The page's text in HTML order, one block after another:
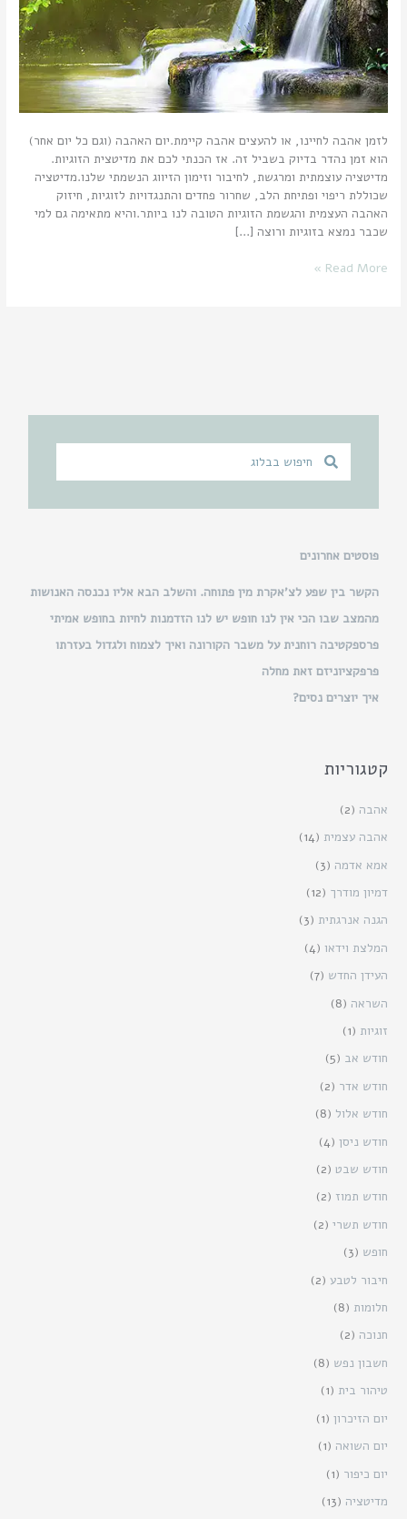
לזמן אהבה לחיינו, או להעצים אהבה קיימת.יום האהבה (וגם כל יום אחר)
הוא זמן נהדר בדיוק בשביל זה. אז הכנתי לכם את מדיטצית הזוגיות.
מדיטציה עוצמתית ומרגשת, לחיבור וזימון הזיווג הנשמתי שלנו.מדיטציה
שכוללת ריפוי ופתיחת הלב, שחרור פחדים והתנגדויות לזוגיות, חיזוק
האהבה העצמית והגשמת הזוגיות הטובה לנו ביותר.והיא מתאימה גם למי
שכבר נמצא בזוגיות ורוצה […]
Read More »
י
פ
ו
פוסטים אחרונים
הקשר בין שפע לצ’אקרת מין פתוחה. והשלב הבא אליו נכנסה האנושות
מהמצב שבו הכי אין לנו חופש יש לנו הזדמנות לחיות בחופש אמיתי
פרספקטיבה רוחנית על משבר הקורונה ואיך לצמוח ולגדול בעזרתו
פרפקציוניזם זאת מחלה
איך יוצרים נסים?
קטגוריות
אהבה (2)
אהבה עצמית (14)
אמא אדמה (3)
דמיון מודרך (12)
הגנה אנרגתית (3)
המלצת וידאו (4)
העידן החדש (7)
השראה (8)
זוגיות (1)
חודש אב (5)
חודש אדר (2)
חודש אלול (8)
חודש ניסן (4)
חודש שבט (2)
חודש תמוז (2)
חודש תשרי (2)
חופש (3)
חיבור לטבע (2)
חלומות (8)
חנוכה (2)
חשבון נפש (8)
טיהור בית (1)
יום הזיכרון (1)
יום השואה (1)
יום כיפור (1)
מדיטציה (13)